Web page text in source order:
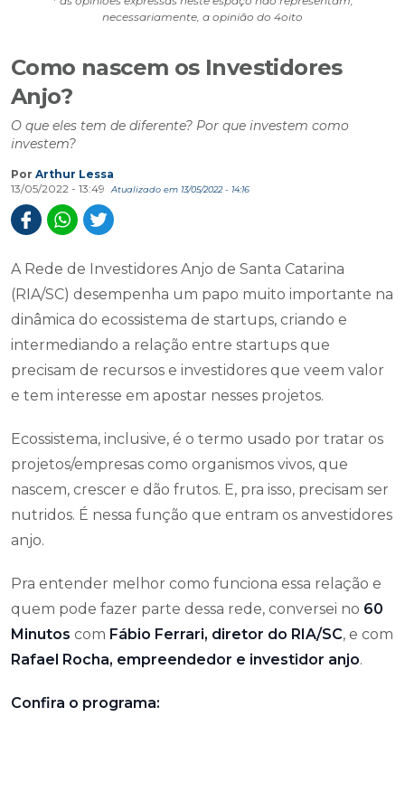
necessariamente, a opinião do 4oito
Como nascem os Investidores
Anjo?
O que eles tem de diferente? Por que investem como
investem?
Por Arthur Lessa
13/05/2022 - 13:49
Atualizado em 13/05/2022 - 14:16
A Rede de Investidores Anjo de Santa Catarina
(RIA/SC) desempenha um papo muito importante na
dinâmica do ecossistema de startups, criando e
intermediando a relação entre startups que
precisam de recursos e investidores que veem valor
e tem interesse em apostar nesses projetos.
Ecossistema, inclusive, é o termo usado por tratar os
projetos/empresas como organismos vivos, que
nascem, crescer e dão frutos. E, pra isso, precisam ser
nutridos. É nessa função que entram os anvestidores
anjo.
Pra entender melhor como funciona essa relação e
quem pode fazer parte dessa rede, conversei no 60
Minutos com Fábio Ferrari, diretor do RIA/SC, e com
Rafael Rocha, empreendedor e investidor anjo.
Confira o programa: